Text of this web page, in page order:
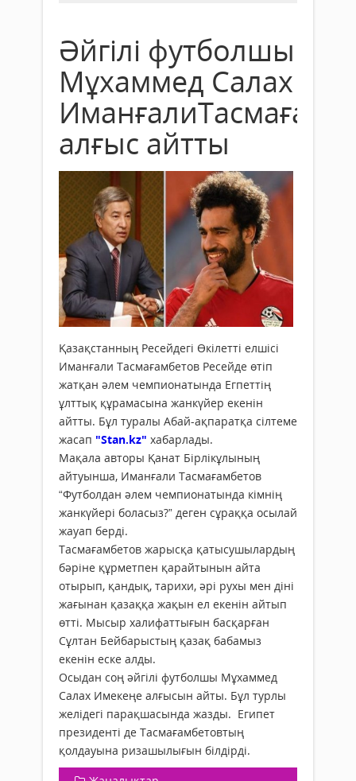
Әйгілі футболшы
Мұхаммед Салах
алғыс айтты
Қазақстанның Ресейдегі Өкілетті елшісі
Иманғали Тасмағамбетов Ресейде өтіп
жатқан әлем чемпионатында Егпеттің
ұлттық құрамасына жанкүйер екенін
айтты. Бұл туралы Абай-ақпаратқа сілтеме
жасап "Stan.kz" хабарлады.
Мақала авторы Қанат Бірлікұлының
айтуынша, Иманғали Тасмағамбетов
“Футболдан әлем чемпионатында кімнің
жанкүйері боласыз?” деген сұраққа осылай
жауап берді.
Тасмағамбетов жарысқа қатысушылардың
бәріне құрметпен қарайтынын айта
отырып, қандық, тарихи, әрі рухы мен діні
жағынан қазаққа жақын ел екенін айтып
өтті. Мысыр халифаттығын басқарған
Сұлтан Бейбарыстың қазақ бабамыз
екенін еске алды.
Осыдан соң әйгілі футболшы Мұхаммед
Салах Имекеңе алғысын айты. Бұл турлы
желідегі парақшасында жазды. Египет
президенті де Тасмағамбетовтың
қолдауына ризашылығын білдірді.